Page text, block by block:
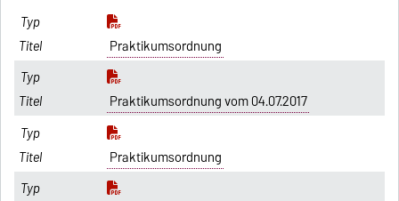
Praktikumsordnung
Praktikumsordnung vom 04.07.2017
Praktikumsordnung